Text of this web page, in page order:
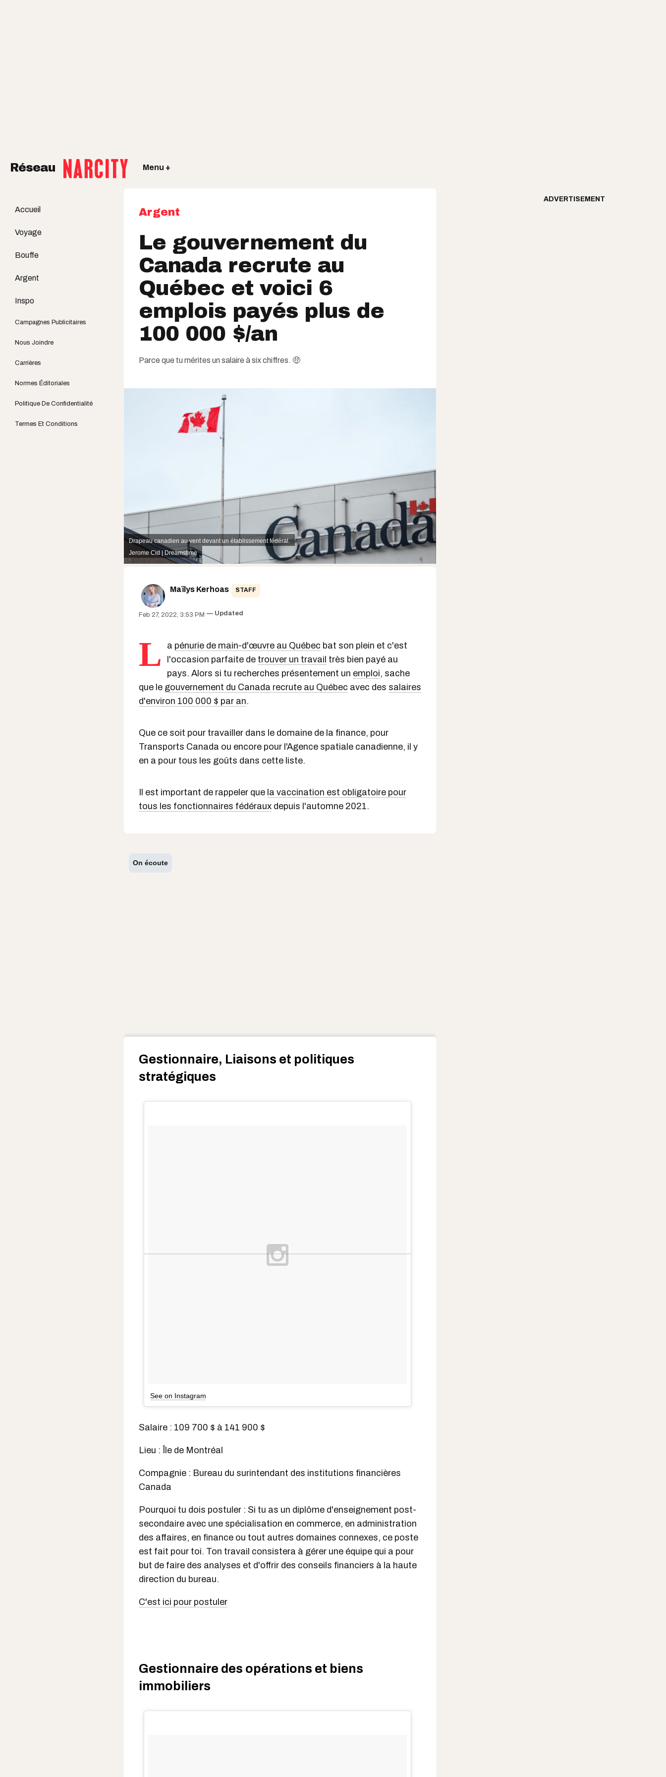
Réseau Menu +
Accueil
Voyage
Bouffe
Argent
Inspo
Campagnes Publicitaires
Nous Joindre
Carrières
Normes Éditoriales
Politique De Confidentialité
Termes Et Conditions
Argent
Le gouvernement du
Canada recrute au
Québec et voici 6
emplois payés plus de
100 000 $/an
Parce que tu mérites un salaire à six chiffres. 🤑
Drapeau canadien au vent devant un établissement fédéral.
Jerome Cid | Dreamstime
Maïlys Kerhoas STAFF
Feb 27, 2022, 3:53 PM Updated
L a pénurie de main-d'œuvre au Québec bat son plein et c'est
l'occasion parfaite de trouver un travail très bien payé au
pays. Alors si tu recherches présentement un emploi, sache
que le gouvernement du Canada recrute au Québec avec des salaires
d'environ 100 000 $ par an.
Que ce soit pour travailler dans le domaine de la finance, pour
Transports Canada ou encore pour l'Agence spatiale canadienne, il y
en a pour tous les goûts dans cette liste.
Il est important de rappeler que la vaccination est obligatoire pour
tous les fonctionnaires fédéraux depuis l'automne 2021.
On écoute
Gestionnaire, Liaisons et politiques
stratégiques
See on Instagram
Salaire : 109 700 $ à 141 900 $
Lieu : Île de Montréal
Compagnie : Bureau du surintendant des institutions financières
Canada
Pourquoi tu dois postuler : Si tu as un diplôme d'enseignement post-
secondaire avec une spécialisation en commerce, en administration
des affaires, en finance ou tout autres domaines connexes, ce poste
est fait pour toi. Ton travail consistera à gérer une équipe qui a pour
but de faire des analyses et d'offrir des conseils financiers à la haute
direction du bureau.
C'est ici pour postuler
Gestionnaire des opérations et biens
immobiliers
ADVERTISEMENT